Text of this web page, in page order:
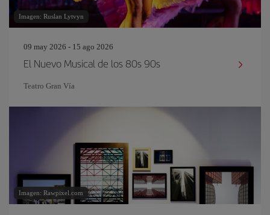
Imagen: Ruslan Lytvyn
09 may 2026 - 15 ago 2026
El Nuevo Musical de los 80s 90s
Teatro Gran Vía
Imagen: Rawpixel.com